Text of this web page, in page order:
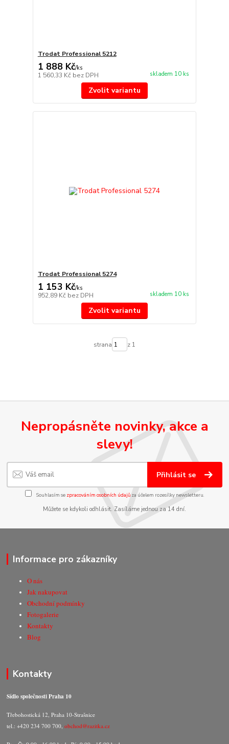
Trodat Professional 5212
1 888 Kč/ks
1 560,33 Kč bez DPH skladem 10 ks
Zvolit variantu
Trodat Professional 5274
1 153 Kč/ks
952,89 Kč bez DPH skladem 10 ks
Zvolit variantu
strana z 1
Nepropásněte novinky, akce a
slevy!
Přihlásit se
Souhlasím se zpracováním osobních údajůza účelem rozesílky newsletteru.
Můžete se kdykoli odhlásit. Zasíláme jednou za 14 dní.
Informace pro zákazníky
O nás
Jak nakupovat
Obchodní podmínky
Fotogalerie
Kontakty
Blog
Kontakty
Sídlo společnosti Praha 10
Třebohostická 12, Praha 10-Strašnice
tel.: +420 234 700 700,obchod@razitka.cz